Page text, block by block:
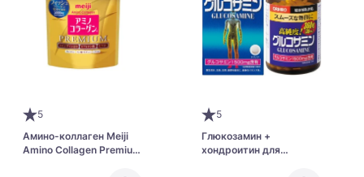
5
Амино-коллаген Meiji
Amino Collagen Premium
5
Глюкозамин +
хондроитин для